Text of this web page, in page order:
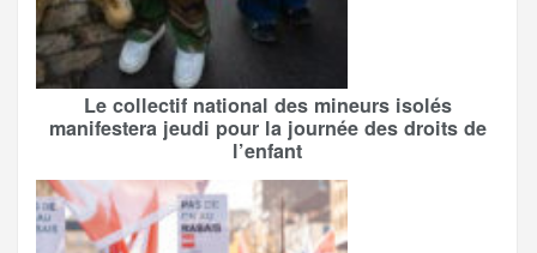
Le collectif national des mineurs isolés
manifestera jeudi pour la journée des droits de
l’enfant